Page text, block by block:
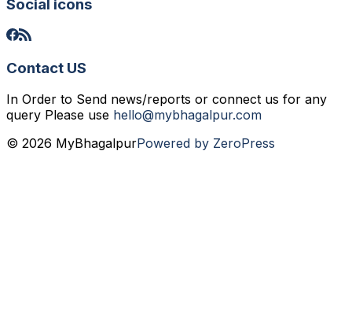
Social icons
Contact US
In Order to Send news/reports or connect us for any
query Please use hello@mybhagalpur.com
© 2026 MyBhagalpurPowered by ZeroPress